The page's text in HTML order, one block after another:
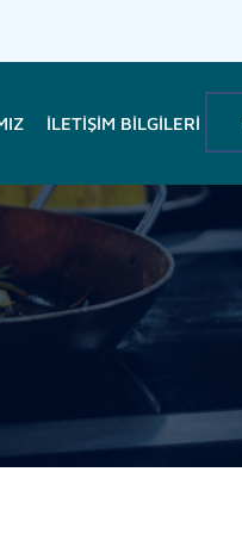
İLETIŞIM BILGILERI